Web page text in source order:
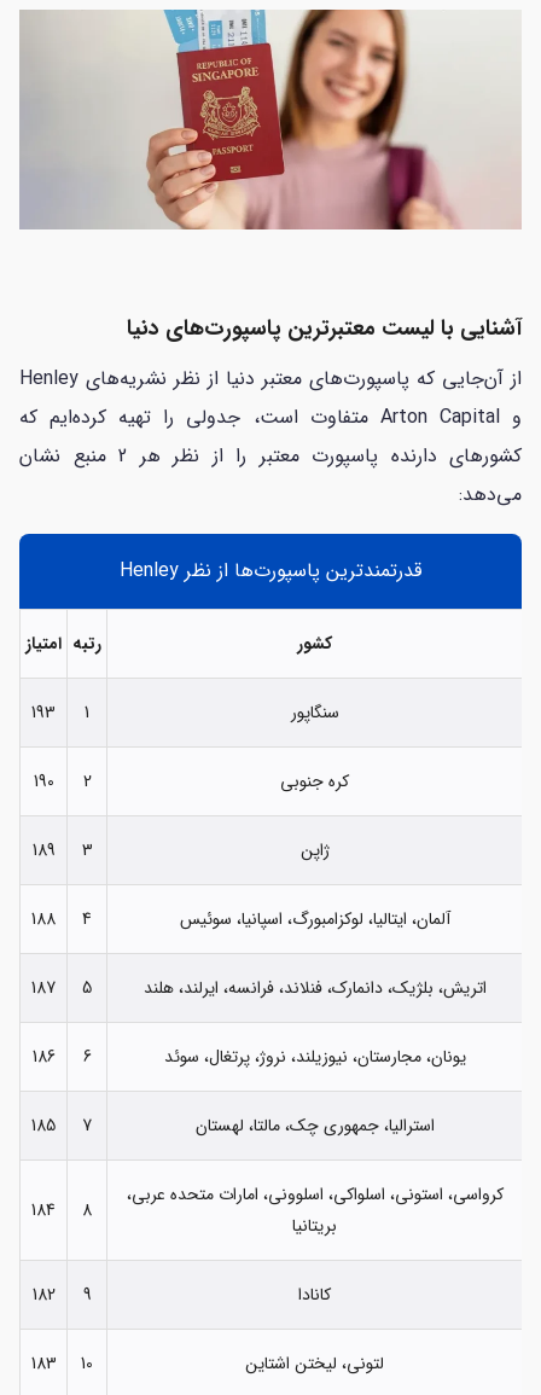
آشنایی با لیست معتبرترین پاسپورت‌های دنیا
از آن‌جایی که پاسپورت‌های معتبر دنیا از نظر نشریه‌های Henley
و Arton Capital متفاوت است، جدولی را تهیه کرده‌ایم که
کشورهای دارنده پاسپورت معتبر را از نظر هر 2 منبع نشان
می‌دهد:
قدرتمندترین پاسپورت‌ها از نظر Henley
کشور رتبه امتیاز
سنگاپور 1
193
کره جنوبی 2
190
ژاپن 3
189
آلمان، ایتالیا، لوکزامبورگ، اسپانیا، سوئیس 4
188
اتریش، بلژیک، دانمارک، فنلاند، فرانسه، ایرلند، هلند 5
187
یونان، مجارستان، نیوزیلند، نروژ، پرتغال، سوئد 6
186
استرالیا، جمهوری چک، مالتا، لهستان 7
185
کرواسی، استونی، اسلواکی، اسلوونی، امارات متحده عربی،
بریتانیا
8
184
کانادا 9
182
لتونی، لیختن اشتاین 10
183